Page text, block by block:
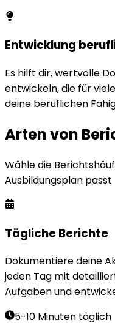
Entwicklung
Es hilft dir, wertvolle
entwickeln, die für
deine beruflichen
Arten von
Wähle die
Ausbildungsplan passt
Tägliche Berichte
Dokumentiere deine
jeden Tag mit
Aufgaben und
5-10 Minuten täglich